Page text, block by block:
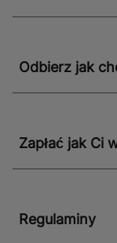
Odbierz jak
Zapłać jak Ci
Regulaminy